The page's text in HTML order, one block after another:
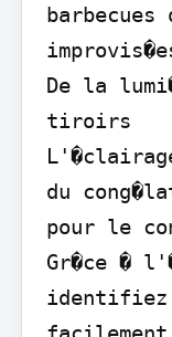
De la
tiroirs
du
pour le
Gr�ce �
identifiez